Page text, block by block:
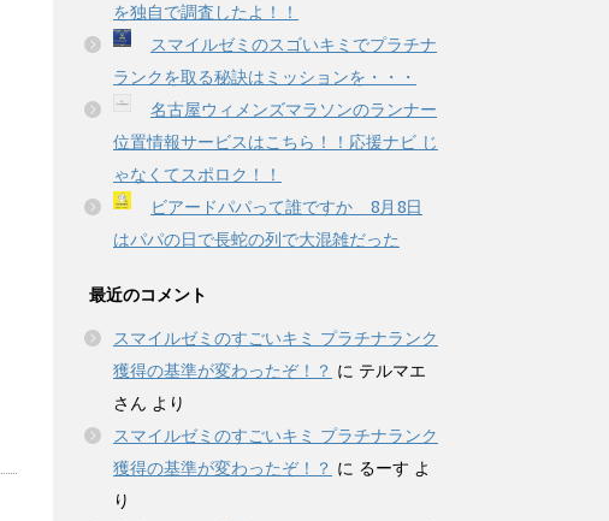
を独自で調査したよ！！
スマイルゼミのスゴいキミでプラチナ
ランクを取る秘訣はミッションを・・・
名古屋ウィメンズマラソンのランナー
位置情報サービスはこちら！！応援ナビ じ
ゃなくてスポロク！！
ビアードパパって誰ですか 8月8日
はパパの日で長蛇の列で大混雑だった
最近のコメント
スマイルゼミのすごいキミ プラチナランク
獲得の基準が変わったぞ！？ に テルマエ
さん より
スマイルゼミのすごいキミ プラチナランク
獲得の基準が変わったぞ！？ に るーす よ
り